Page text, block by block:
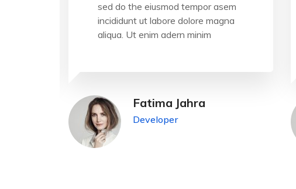
sed do the eiusmod tempor asem
incididunt ut labore dolore magna
aliqua. Ut enim adern minim
Fatima Jahra
Developer